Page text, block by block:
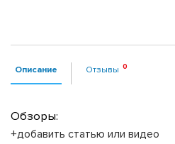
Описание Отзывы
Обзоры:
+добавить статью или видео